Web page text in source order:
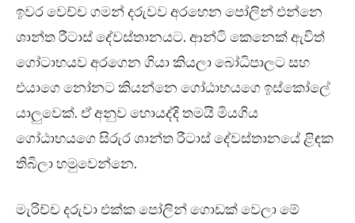
ඉවර වෙච්ච ගමන් දරුවව අරහෙන පෝලින් එන්නෙ
ශාන්ත රීටාස් දේවස්තානයට. ආන්ටි කෙනෙක් ඇවිත්
ගෝටාභයව අරගෙන ගියා කියලා බෝධිපාලට සහ
එයාගෙ නෝනට කියන්නෙ ගෝඨාභයගෙ ඉස්කෝලේ
යාලුවෙක්. ඒ අනුව හොයද්දි තමයි මියගිය
ගෝඨාභයගෙ සිරුර ශාන්ත රීටාස් දේවස්තානයේ ළිඳක
තිබිලා හමුවෙන්නෙ.
මැරිච්ච දරුවා එක්ක පෝලින් ගොඩක් වෙලා මේ